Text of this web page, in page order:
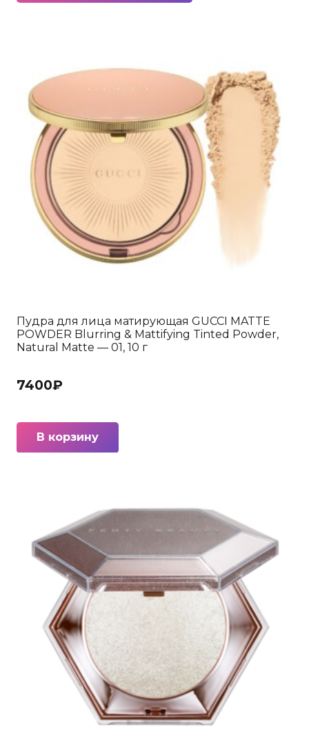
Опции
можно
выбрать
на
странице
товара.
Пудра для лица матирующая GUCCI MATTE
POWDER Blurring & Mattifying Tinted Powder,
Natural Matte — 01, 10 г
7400₽
В корзину